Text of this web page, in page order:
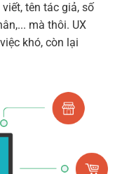
tên tác giả, số
mà thôi. UX
khó, còn lại